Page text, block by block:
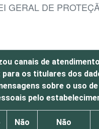
DE
canais de
para os titulares dos
sobre o uso
pelo
Não
Não